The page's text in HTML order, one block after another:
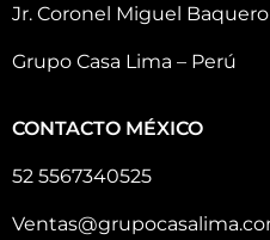
Jr. Coronel Miguel
Grupo Casa Lima – Perú
CONTACTO MÉXICO
52 5567340525